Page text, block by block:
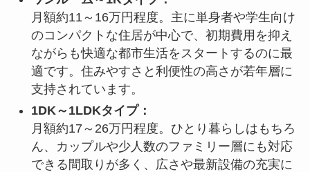
月額約11～16万円程度。主に単身者や学生向け
のコンパクトな住居が中心で、初期費用を抑え
ながらも快適な都市生活をスタートするのに最
適です。住みやすさと利便性の高さが若年層に
支持されています。
1DK～1LDKタイプ：
月額約17～26万円程度。ひとり暮らしはもちろ
ん、カップルや少人数のファミリー層にも対応
できる間取りが多く、広さや最新設備の充実に